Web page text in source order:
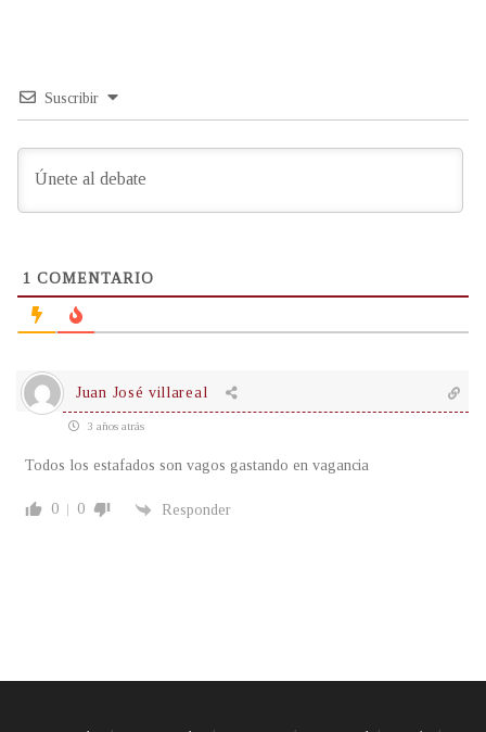
Suscribir
1 COMENTARIO
Juan José villareal
3 años atrás
Todos los estafados son vagos gastando en vagancia
0 0 Responder